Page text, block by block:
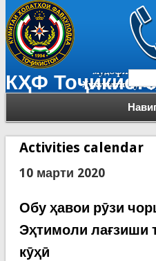
КҲФ
Activities calendar
10 марти 2020
Обу ҳавои рӯзи
Эҳтимоли лағзиши
кӯҳӣ